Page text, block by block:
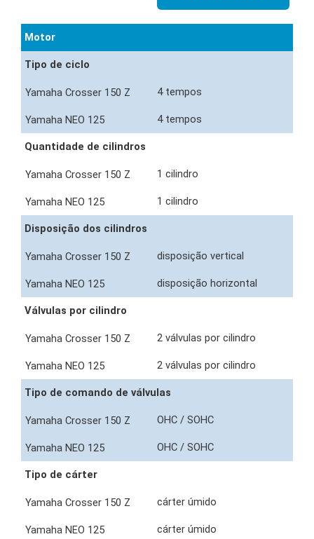
Motor
Tipo de ciclo
4 tempos
4 tempos
Quantidade de cilindros
1 cilindro
1 cilindro
Disposição dos cilindros
disposição vertical
disposição horizontal
Válvulas por cilindro
2 válvulas por cilindro
2 válvulas por cilindro
Tipo de comando de válvulas
OHC / SOHC
OHC / SOHC
Tipo de cárter
cárter úmido
cárter úmido